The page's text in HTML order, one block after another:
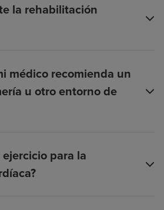
la rehabilitación
médico recomienda un
u otro entorno de
para la